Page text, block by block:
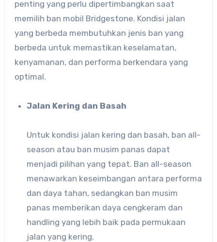
penting yang perlu dipertimbangkan saat
memilih ban mobil Bridgestone. Kondisi jalan
yang berbeda membutuhkan jenis ban yang
berbeda untuk memastikan keselamatan,
kenyamanan, dan performa berkendara yang
optimal.
Jalan Kering dan Basah
Untuk kondisi jalan kering dan basah, ban all-
season atau ban musim panas dapat
menjadi pilihan yang tepat. Ban all-season
menawarkan keseimbangan antara performa
dan daya tahan, sedangkan ban musim
panas memberikan daya cengkeram dan
handling yang lebih baik pada permukaan
jalan yang kering.